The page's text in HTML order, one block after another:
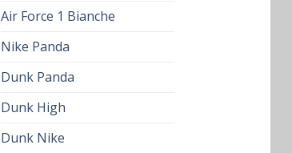
Air Force 1 Bianche
Nike Panda
Dunk Panda
Dunk High
Dunk Nike